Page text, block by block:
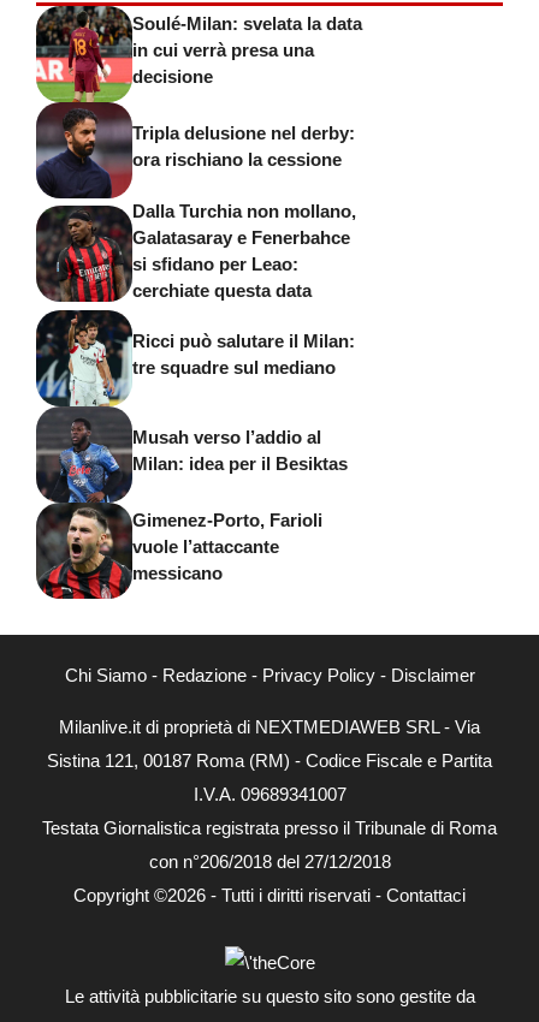
Soulé-Milan: svelata la data
in cui verrà presa una
decisione
Tripla delusione nel derby:
ora rischiano la cessione
Dalla Turchia non mollano,
Galatasaray e Fenerbahce
si sfidano per Leao:
cerchiate questa data
Ricci può salutare il Milan:
tre squadre sul mediano
Musah verso l’addio al
Milan: idea per il Besiktas
Gimenez-Porto, Farioli
vuole l’attaccante
messicano
Chi Siamo- Redazione- Privacy Policy- Disclaimer
Milanlive.it di proprietà di NEXTMEDIAWEB SRL - Via
Sistina 121, 00187 Roma (RM) - Codice Fiscale e Partita
I.V.A. 09689341007
Testata Giornalistica registrata presso il Tribunale di Roma
con n°206/2018 del 27/12/2018
Copyright ©2026 - Tutti i diritti riservati - Contattaci
Le attività pubblicitarie su questo sito sono gestite da